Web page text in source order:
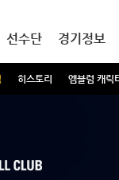
히스토리 엠블럼 캐릭
선수단 경기정보